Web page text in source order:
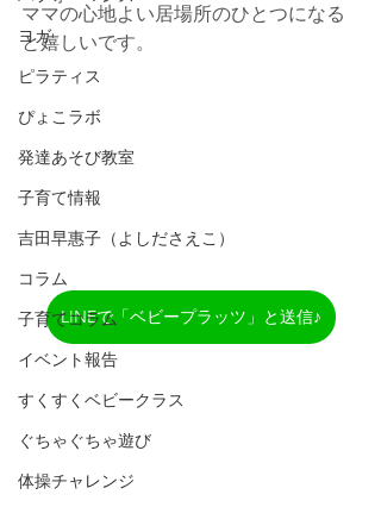
ヨガ
ピラティス
ぴょこラボ
発達あそび教室
子育て情報
吉田早惠子（よしださえこ）
コラム
子育てコラム
イベント報告
すくすくベビークラス
ぐちゃぐちゃ遊び
体操チャレンジ
ママの心地よい居場所のひとつになる
と嬉しいです。
LINEで「ベビープラッツ」と送信♪